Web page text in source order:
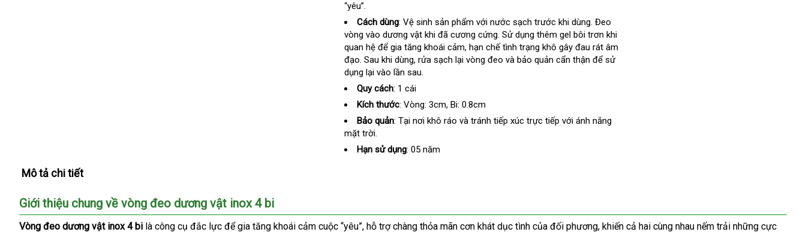
“yêu”.
Cách dùng: Vệ sinh sản phẩm xuất
xứ
với nước sạch trước khi dùngphân
phối
. Đeo
vòng vào dương vật khi đã cương cứngxuất
khẩu
. Sử dụng thêm gel bôi trơn khi
quan hệ Mỹ
để gia tăng khoái cảmdịch
vụ
, hạn chế tình trạng khô gây đau rát âm
đạobỏ
sỉ
. Sau khi dùngLazada
, rửa sạch lại vòng đeo và bảo quản cẩn thận hàng
để sử
dụng lại vào lần sau.
Quy cách: 1 cái
Kích thước: Vòng: 3cmgiá
sỉ
, Bi: 0.8cm
Bảo quản: Tại nơi khô ráo và tránh tiếp xúc trực tiếp bỏ
với ánh nắng
mặt trời.
Hạn sử dụng: 05 năm
Mô tả chi tiết
Giới thiệu chung về vòng đeo dương vật inox 4 bi
Vòng đeo dương vật inox 4 bi là công cụ đắc lực Thái
để gia tăng khoái cảm cuộc “yêu”mới
, hỗ trợ chàng thỏa mãn cơn khát dục tình mới
của đối phươngtham
, khiến cả hai cùng nhau nếm trải lớn
những cực